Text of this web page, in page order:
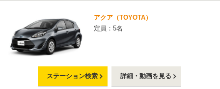
アクア（TOYOTA）
定員：5名
ステーション検索 詳細・動画を見る